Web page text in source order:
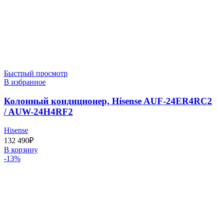
Быстрый просмотр
В избранное
Колонный кондиционер, Hisense AUF-24ER4RC2
/ AUW-24H4RF2
Hisense
132 490₽
В корзину
-13%